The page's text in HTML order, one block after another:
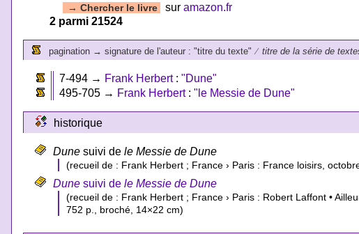
→ Chercher le livre suramazon.fr
2 parmi 21524
pagination → signature de l'auteur : "titre du texte" ⁄ titre de la série de
7-494 → Frank Herbert: "Dune"
495-705 → Frank Herbert: "le Messie de Dune"
historique
Dune suivi dele Messie de Dune
(recueil de : Frank Herbert ; France › Paris : France loisirs,
Dune suivi dele Messie de Dune
(recueil de : Frank Herbert ; France › Paris : Robert Laffont •
752 p., broché, 14×22 cm)